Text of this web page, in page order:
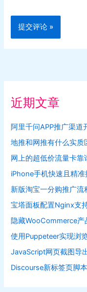
近期文章
阿里千问APP推广渠
地推和网推有什么实质
网上的超低价流量卡
iPhone手机快速且精
新版淘宝一分购推广流
宝塔面板配置Nginx支
隐藏WooCommerce
使用Puppeteer实现浏
JavaScript网页截图导
Discourse新标签页脚